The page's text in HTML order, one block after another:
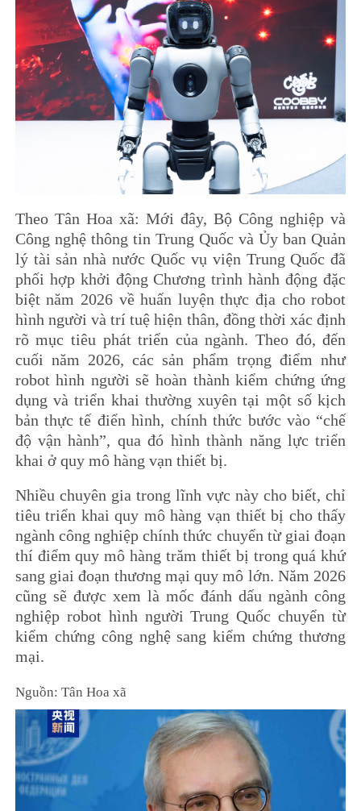
Theo Tân Hoa xã: Mới đây, Bộ Công nghiệp và
Công nghệ thông tin Trung Quốc và Ủy ban Quản
lý tài sản nhà nước Quốc vụ viện Trung Quốc đã
phối hợp khởi động Chương trình hành động đặc
biệt năm 2026 về huấn luyện thực địa cho robot
hình người và trí tuệ hiện thân, đồng thời xác định
rõ mục tiêu phát triển của ngành. Theo đó, đến
cuối năm 2026, các sản phẩm trọng điểm như
robot hình người sẽ hoàn thành kiểm chứng ứng
dụng và triển khai thường xuyên tại một số kịch
bản thực tế điển hình, chính thức bước vào “chế
độ vận hành”, qua đó hình thành năng lực triển
khai ở quy mô hàng vạn thiết bị.
Nhiều chuyên gia trong lĩnh vực này cho biết, chỉ
tiêu triển khai quy mô hàng vạn thiết bị cho thấy
ngành công nghiệp chính thức chuyển từ giai đoạn
thí điểm quy mô hàng trăm thiết bị trong quá khứ
sang giai đoạn thương mại quy mô lớn. Năm 2026
cũng sẽ được xem là mốc đánh dấu ngành công
nghiệp robot hình người Trung Quốc chuyển từ
kiểm chứng công nghệ sang kiểm chứng thương
mại.
Nguồn: Tân Hoa xã